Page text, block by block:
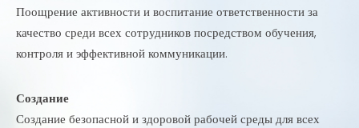
Поощрение активности и воспитание ответственности за
качество среди всех сотрудников посредством обучения,
контроля и эффективной коммуникации.
Создание
Создание безопасной и здоровой рабочей среды для всех